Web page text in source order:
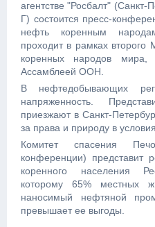
агентстве "Росбалт" (Санкт-
Г) состоится пресс-
нефть коренным
проходит в рамках второго
коренных народов мира,
Ассамблеей ООН.
В нефтедобывающих
напряженность.
приезжают в Санкт-
за права и природу в
Комитет спасения
конференции) представит
коренного населения
которому 65% местных
наносимый нефтяной
превышает ее выгоды.